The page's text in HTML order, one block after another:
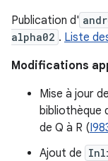
Publication d'
alpha02 . Liste
Modifications
Mise à jour
bibliothèque
de Q à R (
Ajout de